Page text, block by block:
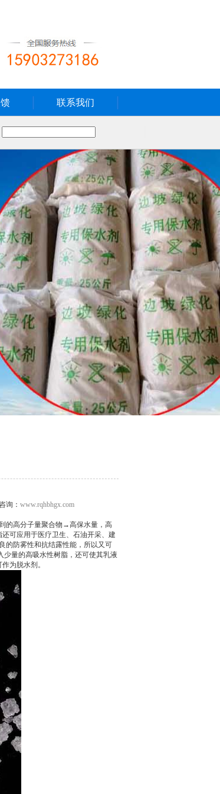
联系我们
询： www.rqhbhgx.com
的高分子量聚合物→高保水量，高
可应用于医疗卫生、石油开采、建
的防雾性和抗结露性能，所以又可
量的高吸水性树脂，还可使其乳液
为脱水剂。